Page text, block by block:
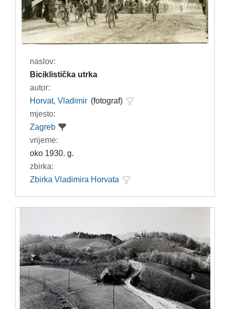
naslov:
Biciklistička utrka
autor:
Horvat, Vladimir (fotograf)
mjesto:
Zagreb
vrijeme:
oko 1930. g.
zbirka:
Zbirka Vladimira Horvata